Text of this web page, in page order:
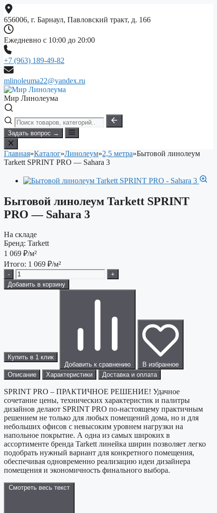
Перейти
к
содержимому
656006, г. Барнаул, Павловский тракт, д. 166
Ежедневно с 10:00 до 20:00
+7 (963) 189-49-82
mlinoleuma22@yandex.ru
Мир Линолеума
Задать вопрос →
Главная»Каталог»Линолеум»2,5 метра»Бытовой линолеум
Tarkett SPRINT PRO — Sahara 3
Бытовой линолеум Tarkett SPRINT
PRO — Sahara 3
На складе
Бренд: Tarkett
1 069 ₽/м²
Итого: 1 069 ₽/м²
-
+
Добавить в корзину
Купить в 1 клик
Добавить к сравнению
В избранное
Описание
Характеристики Доставка и оплата
SPRINT PRO – ПРАКТИЧНОЕ РЕШЕНИЕ! Удачное
сочетание цены, технических характеристик и палитры
дизайнов делают SPRINT PRO по-настоящему практичным
решением не только для любых помещений дома, но и для
небольших офисов с невысоким уровнем нагрузки на
напольное покрытие. А одна из самых широких в
ассортименте бренда Tarkett линейка ширин позволяет легко
подобрать нужный вариант для конкретного помещения,
обеспечивая одновременно реализацию идеи дизайнера
помещения и экономичность финального выбора.
Смотреть весь текст